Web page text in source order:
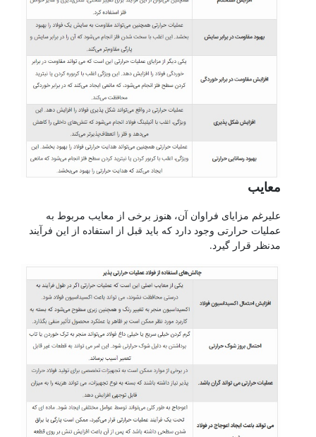
معایب
علیرغم مزایای فراوان آن، هنوز برخی از معایب مربوط به
عملیات حرارتی وجود دارد که باید قبل از استفاده از این فرآیند
مدنظر قرار گیرد.